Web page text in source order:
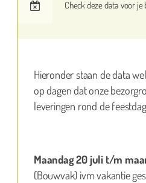
Check deze data voor je
Hieronder staan de data
op dagen dat onze
leveringen rond de
Maandag 20 juli t/m
(Bouwvak) ivm vakantie